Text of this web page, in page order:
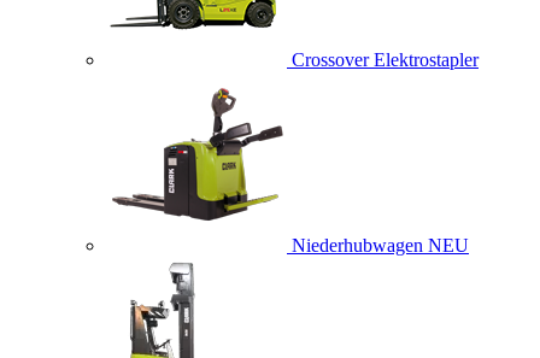
Crossover Elektrostapler
Niederhubwagen NEU